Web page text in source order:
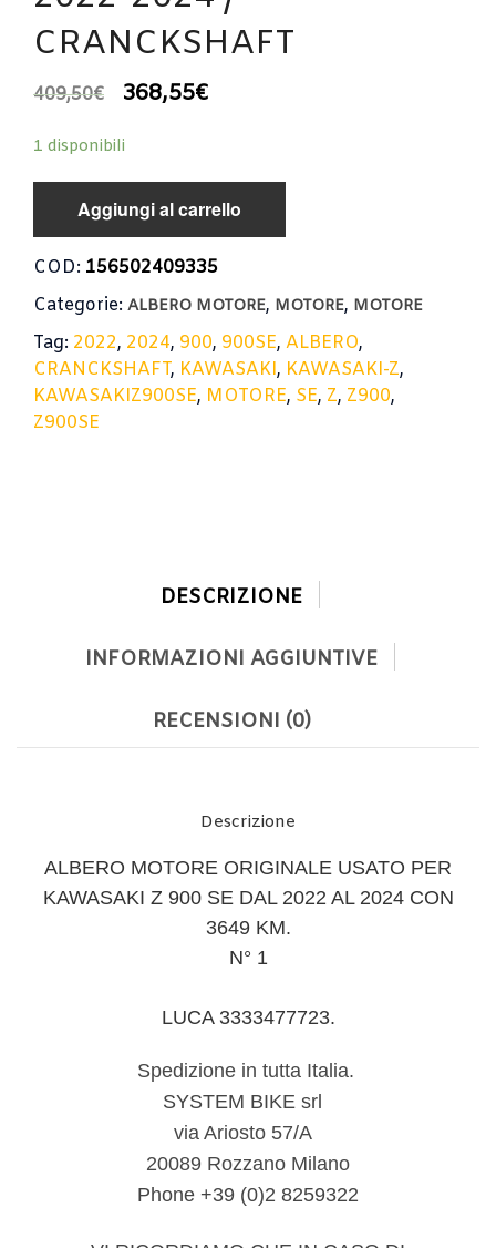
CRANCKSHAFT
409,50€ 368,55€
1 disponibili
Aggiungi al carrello
COD: 156502409335
Categorie: ALBERO MOTORE, MOTORE, MOTORE
Tag: 2022, 2024, 900, 900SE, ALBERO,
CRANCKSHAFT, KAWASAKI, KAWASAKI-Z,
KAWASAKIZ900SE, MOTORE, SE, Z, Z900,
Z900SE
DESCRIZIONE
INFORMAZIONI AGGIUNTIVE
RECENSIONI (0)
Descrizione
ALBERO MOTORE ORIGINALE USATO PER
KAWASAKI Z 900 SE DAL 2022 AL 2024 CON
3649 KM.
N° 1
LUCA 3333477723.
Spedizione in tutta Italia.
SYSTEM BIKE srl
via Ariosto 57/A
20089 Rozzano Milano
Phone +39 (0)2 8259322